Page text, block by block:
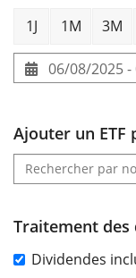
1J 1M 3M
06/08/2025
Ajouter un
Traitement des
Dividendes